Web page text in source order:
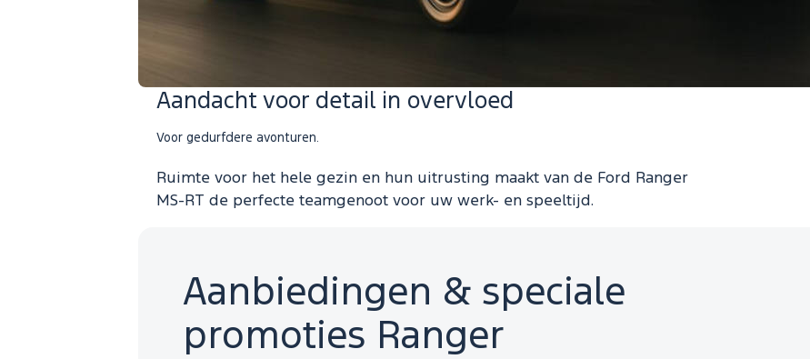
Aandacht voor detail in overvloed
Voor gedurfdere avonturen.
Ruimte voor het hele gezin en hun uitrusting maakt van de Ford Ranger
MS-RT de perfecte teamgenoot voor uw werk- en speeltijd.
Aanbiedingen & speciale
promoties Ranger